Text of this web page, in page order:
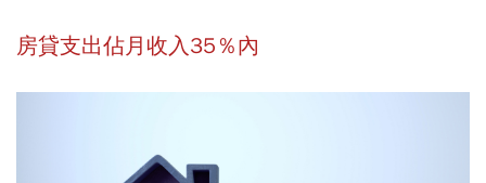
房貸支出佔月收入35％內